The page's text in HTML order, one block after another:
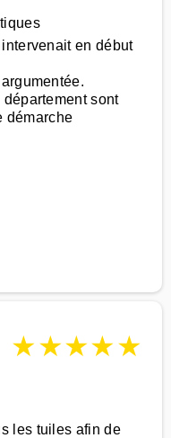
en début
sont
démarche
★★★★★
les tuiles afin de